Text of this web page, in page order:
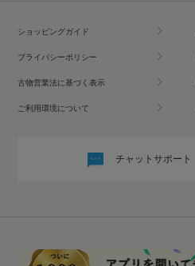
ショッピングガイド
プライバシーポリシー
古物営業法に基づく表示
ご利用環境について
チャットサポート